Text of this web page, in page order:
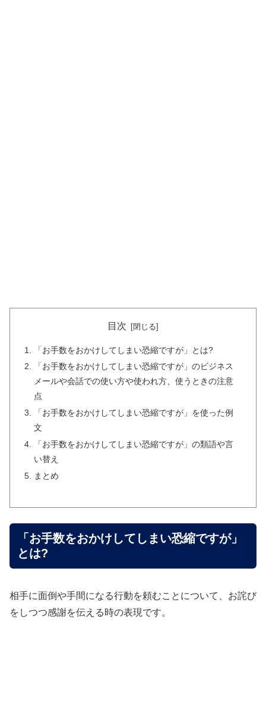
目次
「お手数をおかけしてしまい恐縮ですが」とは?
「お手数をおかけしてしまい恐縮ですが」のビジネス
メールや会話での使い方や使われ方、使うときの注意
点
「お手数をおかけしてしまい恐縮ですが」を使った例
文
「お手数をおかけしてしまい恐縮ですが」の類語や言
い替え
まとめ
「お手数をおかけしてしまい恐縮ですが」
とは?
相手に面倒や手間になる行動を頼むことについて、お詫び
をしつつ感謝を伝える時の表現です。